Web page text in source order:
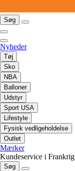
Søg
Nyheder
Tøj
Sko
NBA
Balloner
Udstyr
Sport USA
Lifestyle
Fysisk vedligeholdelse
Outlet
Mærker
Kundeservice i Frankrig
Søg